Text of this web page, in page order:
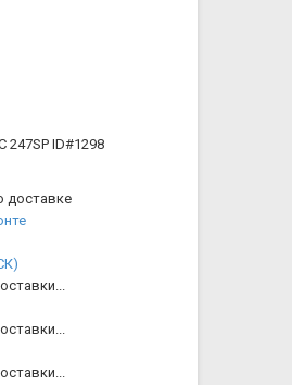
247SPID#1298
доставке